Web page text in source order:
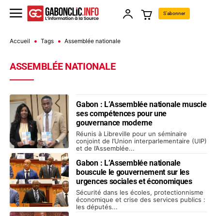
S'abonner
Accueil Tags Assemblée nationale
ASSEMBLÉE NATIONALE
Gabon : L’Assemblée nationale muscle
ses compétences pour une
gouvernance moderne
Réunis à Libreville pour un séminaire
conjoint de l’Union interparlementaire (UIP)
et de l’Assemblée...
Gabon : L’Assemblée nationale
bouscule le gouvernement sur les
urgences sociales et économiques
Sécurité dans les écoles, protectionnisme
économique et crise des services publics :
les députés...